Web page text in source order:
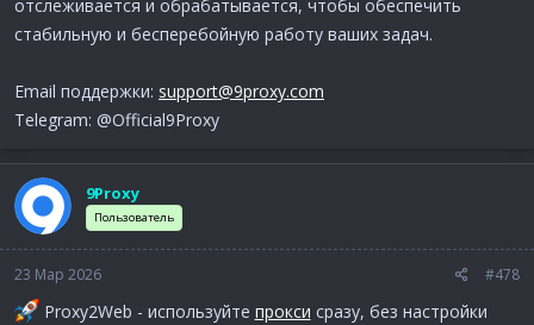
отслеживается и обрабатывается, чтобы обеспечить
стабильную и бесперебойную работу ваших задач.
Email поддержки: support@9proxy.com
Telegram: @Official9Proxy
9Proxy
Пользователь
23 Мар 2026 #478
Proxy2Web - используйте прокси сразу, без настройки